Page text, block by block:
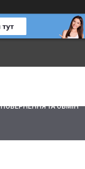
ПОВЕРНЕННЯ ТА ОБМІН